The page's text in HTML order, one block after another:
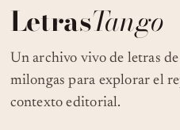
08 TANGO
LetrasTango
Un archivo vivo de letras
milongas para explorar el
contexto editorial.